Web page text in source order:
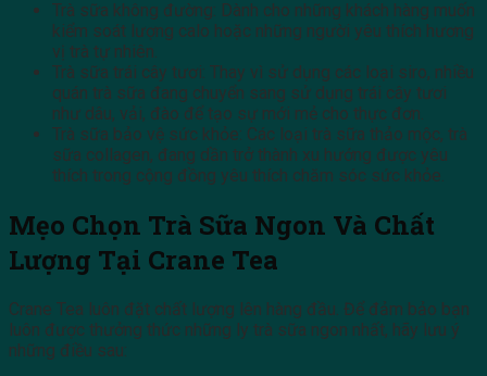
Trà sữa không đường: Dành cho những khách hàng muốn
kiểm soát lượng calo hoặc những người yêu thích hương
vị trà tự nhiên.
Trà sữa trái cây tươi: Thay vì sử dụng các loại siro, nhiều
quán trà sữa đang chuyển sang sử dụng trái cây tươi
như dâu, vải, đào để tạo sự mới mẻ cho thực đơn.
Trà sữa bảo vệ sức khỏe: Các loại trà sữa thảo mộc, trà
sữa collagen, đang dần trở thành xu hướng được yêu
thích trong cộng đồng yêu thích chăm sóc sức khỏe.
Mẹo Chọn Trà Sữa Ngon Và Chất
Lượng Tại Crane Tea
Crane Tea luôn đặt chất lượng lên hàng đầu. Để đảm bảo bạn
luôn được thưởng thức những ly trà sữa ngon nhất, hãy lưu ý
những điều sau: